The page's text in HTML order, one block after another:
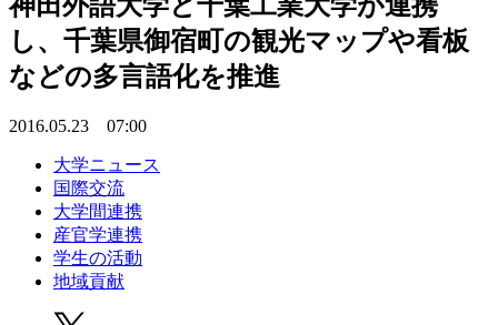
し、千葉県御宿町の観光マップや看板
などの多言語化を推進
2016.05.23 07:00
大学ニュース
国際交流
大学間連携
産官学連携
学生の活動
地域貢献